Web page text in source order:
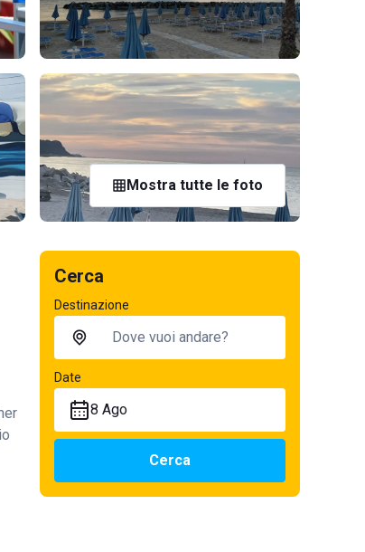
Mostra tutte le foto
Cerca
Destinazione
Date
8 Ago
Cerca